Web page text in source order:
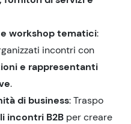
workshop tematici:
incontri con
e rappresentanti
.
di business: Traspo
incontri B2B per creare